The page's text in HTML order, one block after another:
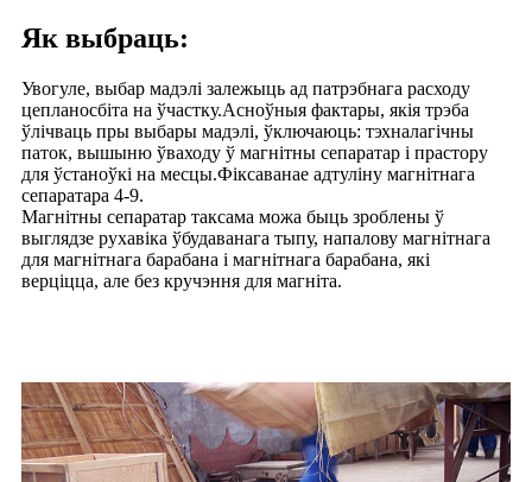
Як выбраць:
Увогуле, выбар мадэлі залежыць ад патрэбнага расходу
цепланосбіта на ўчастку.Асноўныя фактары, якія трэба
ўлічваць пры выбары мадэлі, ўключаюць: тэхналагічны
паток, вышыню ўваходу ў магнітны сепаратар і прастору
для ўстаноўкі на месцы.Фіксаванае адтуліну магнітнага
сепаратара 4-9.
Магнітны сепаратар таксама можа быць зроблены ў
выглядзе рухавіка ўбудаванага тыпу, напалову магнітнага
для магнітнага барабана і магнітнага барабана, які
верціцца, але без кручэння для магніта.